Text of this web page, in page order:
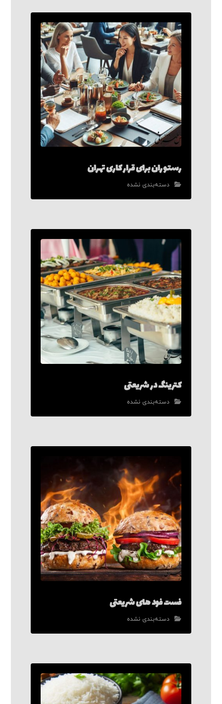
رستوران برای قرار کاری تهران
دسته‌بندی نشده
کترینگ در شریعتی
دسته‌بندی نشده
فست فود های شریعتی
دسته‌بندی نشده